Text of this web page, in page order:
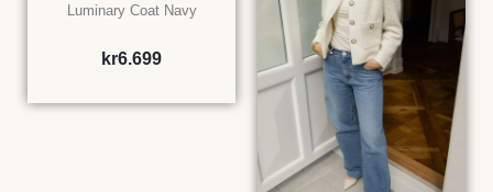
Luminary Coat Navy
kr6.699